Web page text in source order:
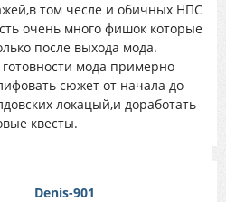
том чесле и обичных НПС
очень много фишок которые
после выхода мода.
мода примерно
сюжет от начала до
локацый,и доработать
квесты.
Denis-901